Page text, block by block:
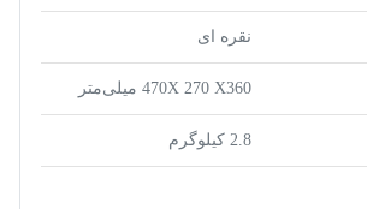
نقره ای
470X 270 X360 میلی‌متر
2.8 کیلوگرم